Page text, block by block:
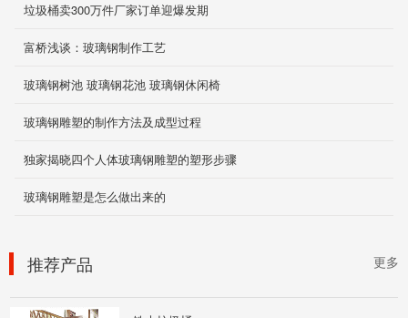
垃圾桶卖300万件厂家订单迎爆发期
富桥浅谈：玻璃钢制作工艺
玻璃钢树池 玻璃钢花池 玻璃钢休闲椅
玻璃钢雕塑的制作方法及成型过程
独家揭晓四个人体玻璃钢雕塑的塑形步骤
玻璃钢雕塑是怎么做出来的
更多
推荐产品
车库耐磨地面
电泳池防腐